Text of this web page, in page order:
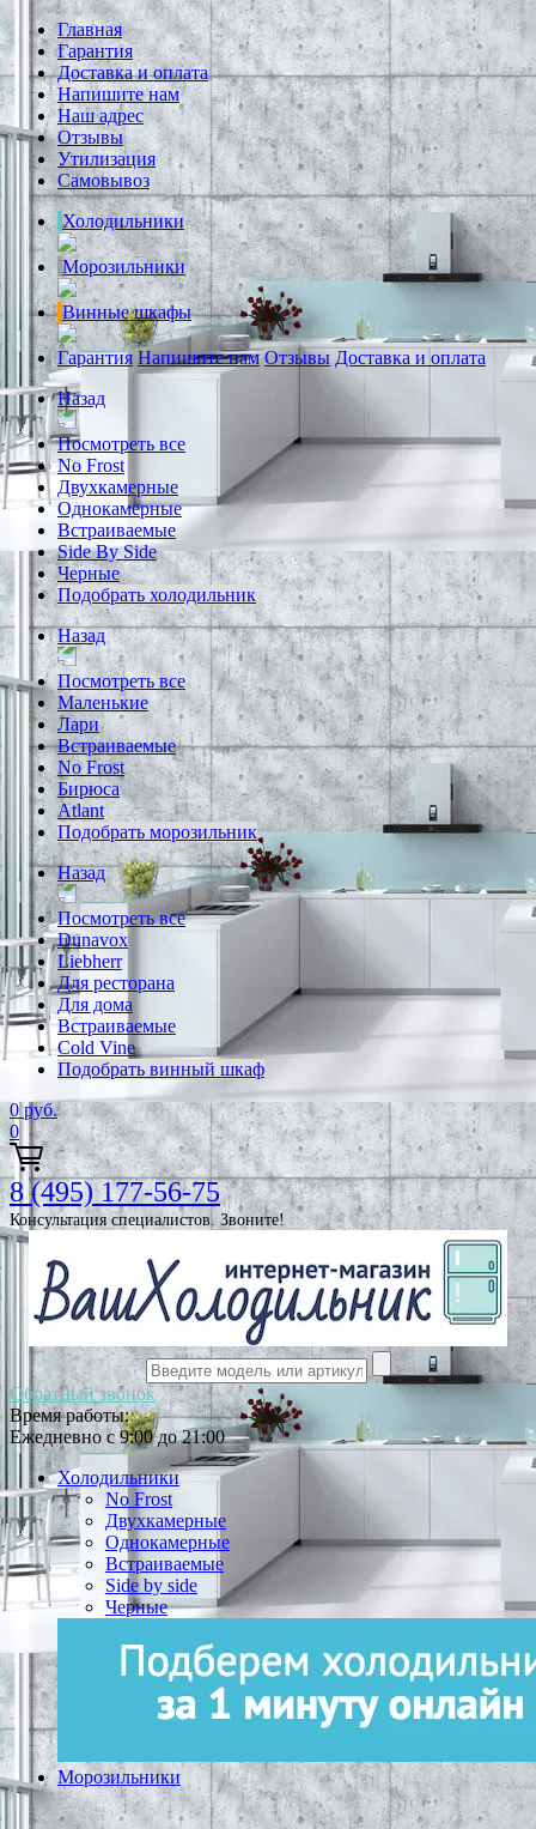
Главная
Гарантия
Доставка и оплата
Напишите нам
Наш адрес
Отзывы
Утилизация
Самовывоз
Холодильники
Морозильники
Винные шкафы
Гарантия Напишите нам Отзывы Доставка и оплата
Назад
Посмотреть все
No Frost
Двухкамерные
Однокамерные
Встраиваемые
Side By Side
Черные
Подобрать холодильник
Назад
Посмотреть все
Маленькие
Лари
Встраиваемые
No Frost
Бирюса
Atlant
Подобрать морозильник
Назад
Посмотреть все
Dunavox
Liebherr
Для ресторана
Для дома
Встраиваемые
Cold Vine
Подобрать винный шкаф
0 руб.
0
8 (495) 177-56-75
Консультация специалистов. Звоните!
Обратный звонок
Время работы:
Ежедневно с 9:00 до 21:00
Холодильники
No Frost
Двухкамерные
Однокамерные
Встраиваемые
Side by side
Черные
Морозильники